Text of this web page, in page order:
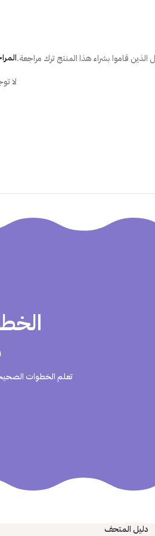
لا
قاموا بشراء هذا المنتج ترك مراجعة.
تعلم الخطوات
دليل المتحف